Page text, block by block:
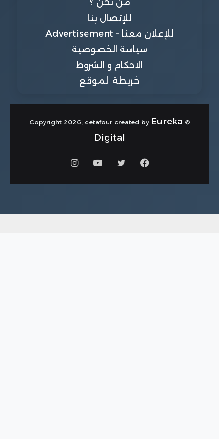
من نحن ؟
للإتصال بنا
للإعلان معنا – Advertisement
سياسة الخصوصية
الاحكام و الشروط
خريطة الموقع
© Copyright 2026, detafour created by
Eureka
Digital
فيسبوكتويتر يوتيوبانستقرام